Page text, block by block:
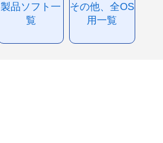
製品ソフト一
覧
その他、全OS
用一覧